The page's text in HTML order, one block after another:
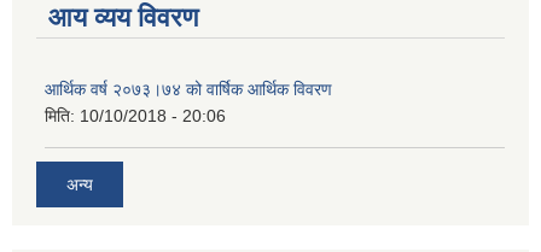
आय व्यय विवरण
आर्थिक वर्ष २०७३।७४ को वार्षिक आर्थिक विवरण
मिति: 10/10/2018 - 20:06
अन्य